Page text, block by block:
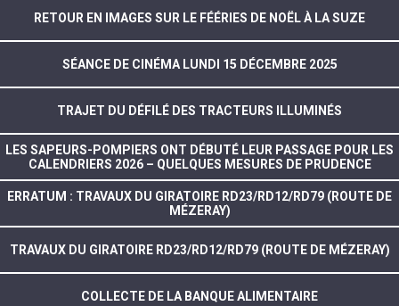
RETOUR EN IMAGES SUR LE FÉÉRIES DE NOËL À LA SUZE
SÉANCE DE CINÉMA LUNDI 15 DÉCEMBRE 2025
TRAJET DU DÉFILÉ DES TRACTEURS ILLUMINÉS
LES SAPEURS-POMPIERS ONT DÉBUTÉ LEUR PASSAGE POUR LES
CALENDRIERS 2026 – QUELQUES MESURES DE PRUDENCE
ERRATUM : TRAVAUX DU GIRATOIRE RD23/RD12/RD79 (ROUTE DE
MÉZERAY)
TRAVAUX DU GIRATOIRE RD23/RD12/RD79 (ROUTE DE MÉZERAY)
COLLECTE DE LA BANQUE ALIMENTAIRE